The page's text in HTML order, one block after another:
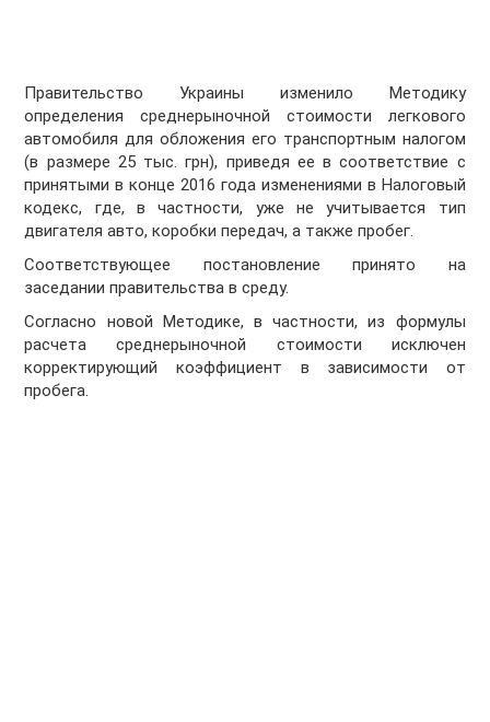
Правительство Украины изменило Методику
определения среднерыночной стоимости легкового
автомобиля для обложения его транспортным налогом
(в размере 25 тыс. грн), приведя ее в соответствие с
принятыми в конце 2016 года изменениями в Налоговый
кодекс, где, в частности, уже не учитывается тип
двигателя авто, коробки передач, а также пробег.
Соответствующее постановление принято на
заседании правительства в среду.
Согласно новой Методике, в частности, из формулы
расчета среднерыночной стоимости исключен
корректирующий коэффициент в зависимости от
пробега.